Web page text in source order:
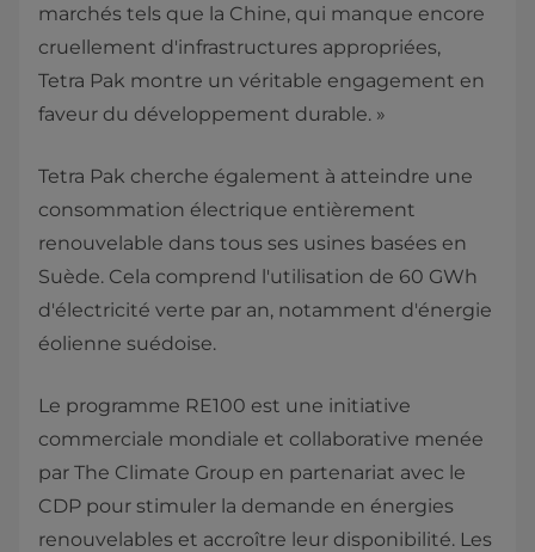
marchés tels que la Chine, qui manque encore
cruellement d'infrastructures appropriées,
Tetra Pak montre un véritable engagement en
faveur du développement durable. »
Tetra Pak cherche également à atteindre une
consommation électrique entièrement
renouvelable dans tous ses usines basées en
Suède. Cela comprend l'utilisation de 60 GWh
d'électricité verte par an, notamment d'énergie
éolienne suédoise.
Le programme RE100 est une initiative
commerciale mondiale et collaborative menée
par The Climate Group en partenariat avec le
CDP pour stimuler la demande en énergies
renouvelables et accroître leur disponibilité. Les